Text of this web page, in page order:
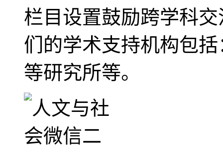
栏目设置鼓励跨学科
们的学术支持机构包
等研究所等。